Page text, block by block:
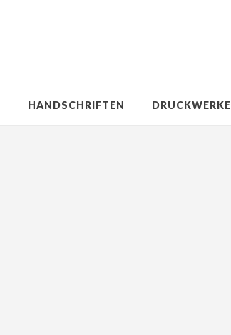
HANDSCHRIFTEN DRUCKWERKE